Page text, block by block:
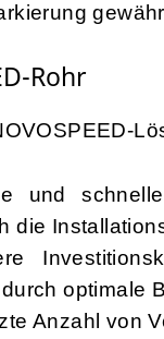
Rohr
und
die
optimale
Anzahl von